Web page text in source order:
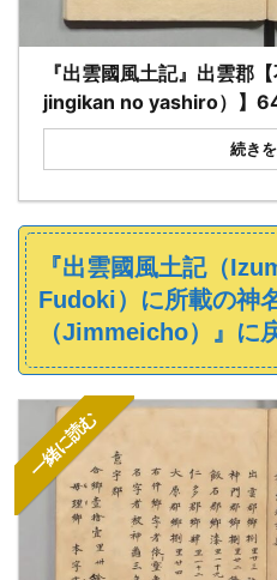
『出雲國風土記』出雲郡
jingikan no yashiro）】
続き
『出雲國風土記（
Fudoki）に所載の神
（Jimmeicho）』に
一緒に読む